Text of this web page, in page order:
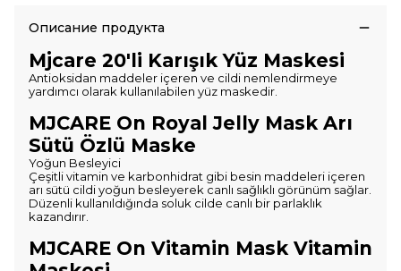
Описание продукта
Mjcare 20'li Karışık Yüz Maskesi
Antioksidan maddeler içeren ve cildi nemlendirmeye
yardımcı olarak kullanılabilen yüz maskedir.
MJCARE On Royal Jelly Mask Arı
Sütü Özlü Maske
Yoğun Besleyici
Çeşitli vitamin ve karbonhidrat gibi besin maddeleri içeren
arı sütü cildi yoğun besleyerek canlı sağlıklı görünüm sağlar.
Düzenli kullanıldığında soluk cilde canlı bir parlaklık
kazandırır.
MJCARE On Vitamin Mask Vitamin